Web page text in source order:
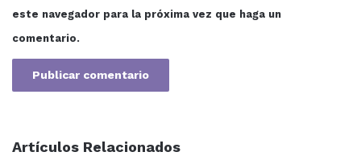
reforzar conocimientos; además de compartir que ha
participado en veranos científicos y en concurso
impulsado por la NASA.
todas avaladas por CERTIPORT, CERTNEXUS y
este navegador para la próxima vez que haga un
comentario.
Artículos Relacionados